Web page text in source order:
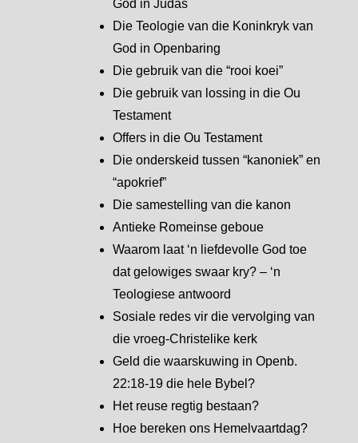
God in Judas
Die Teologie van die Koninkryk van
God in Openbaring
Die gebruik van die “rooi koei”
Die gebruik van lossing in die Ou
Testament
Offers in die Ou Testament
Die onderskeid tussen “kanoniek” en
“apokrief”
Die samestelling van die kanon
Antieke Romeinse geboue
Waarom laat ‘n liefdevolle God toe
dat gelowiges swaar kry? – ‘n
Teologiese antwoord
Sosiale redes vir die vervolging van
die vroeg-Christelike kerk
Geld die waarskuwing in Openb.
22:18-19 die hele Bybel?
Het reuse regtig bestaan?
Hoe bereken ons Hemelvaartdag?